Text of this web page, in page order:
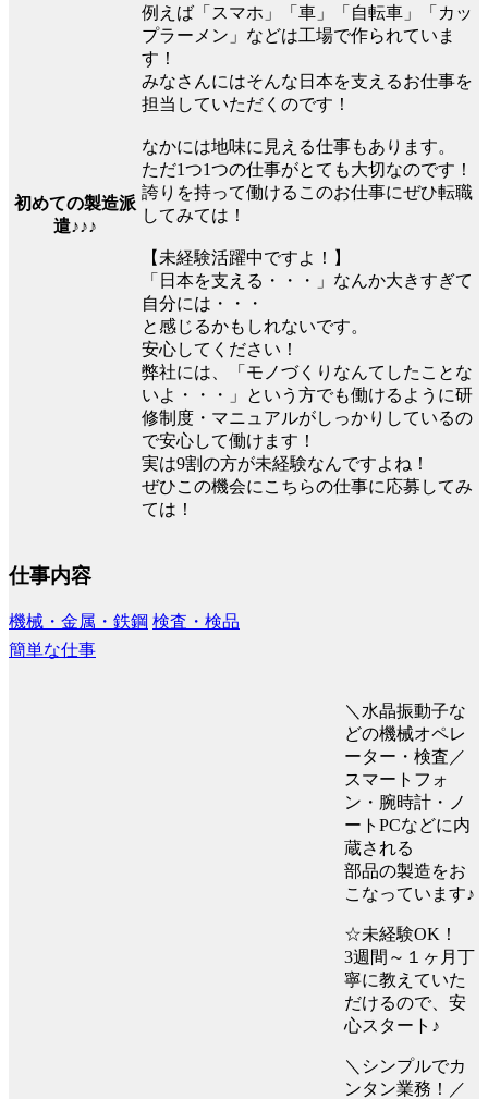
初めての製造派
遣♪♪♪
例えば「スマホ」「車」「自転車」「カッ
プラーメン」などは工場で作られていま
す！
みなさんにはそんな日本を支えるお仕事を
担当していただくのです！
なかには地味に見える仕事もあります。
ただ1つ1つの仕事がとても大切なのです！
誇りを持って働けるこのお仕事にぜひ転職
してみては！
【未経験活躍中ですよ！】
「日本を支える・・・」なんか大きすぎて
自分には・・・
と感じるかもしれないです。
安心してください！
弊社には、「モノづくりなんてしたことな
いよ・・・」という方でも働けるように研
修制度・マニュアルがしっかりしているの
で安心して働けます！
実は9割の方が未経験なんですよね！
ぜひこの機会にこちらの仕事に応募してみ
ては！
仕事内容
機械・金属・鉄鋼 検査・検品
簡単な仕事
＼水晶振動子な
どの機械オペレ
ーター・検査／
スマートフォ
ン・腕時計・ノ
ートPCなどに内
蔵される
部品の製造をお
こなっています♪
☆未経験OK！
3週間～１ヶ月丁
寧に教えていた
だけるので、安
心スタート♪
＼シンプルでカ
ンタン業務！／